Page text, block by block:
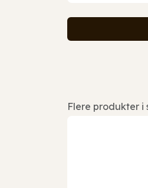
Flere produkter i